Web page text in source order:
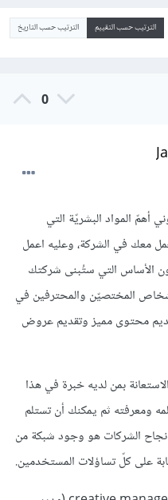
الترتيب حسب التقييم الترتيب حسب التاريخ
0
أهمّ المواد البشريّة التي
معك في الشركة، وعليه اعمل
الأساس التي ستُبنى شركتك
المختصيّن والمحترفين في
محتوى مميز وتقديم عروض
بمن لديه خبرة في هذا
ومعرفته ثم يمكنك أن تستلم
الشركات هو وجود شبكة من
على كلّ تساؤلات المستخدمين.